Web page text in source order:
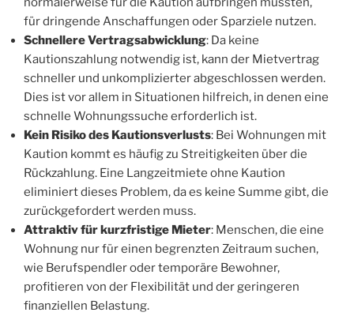
für dringende Anschaffungen oder Sparziele nutzen.
Schnellere Vertragsabwicklung: Da keine
Kautionszahlung notwendig ist, kann der Mietvertrag
schneller und unkomplizierter abgeschlossen werden.
Dies ist vor allem in Situationen hilfreich, in denen eine
schnelle Wohnungssuche erforderlich ist.
Kein Risiko des Kautionsverlusts: Bei Wohnungen mit
Kaution kommt es häufig zu Streitigkeiten über die
Rückzahlung. Eine Langzeitmiete ohne Kaution
eliminiert dieses Problem, da es keine Summe gibt, die
zurückgefordert werden muss.
Attraktiv für kurzfristige Mieter: Menschen, die eine
Wohnung nur für einen begrenzten Zeitraum suchen,
wie Berufspendler oder temporäre Bewohner,
profitieren von der Flexibilität und der geringeren
finanziellen Belastung.